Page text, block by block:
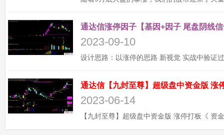
通达信涨停因子【基因+因子 尾盘阴线
2023-09-10
2023-06-14